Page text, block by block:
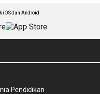
iOS dan Android
Pendidikan